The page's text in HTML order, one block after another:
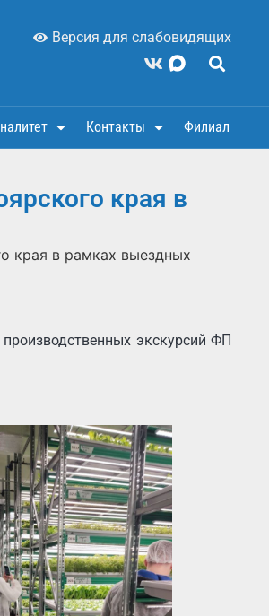
Версия для слабовидящих
Контакты Филиал
края в
края в рамках выездных
экскурсий ФП